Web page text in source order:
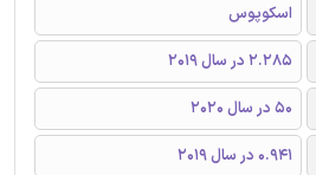
اسکوپوس
2.285 در سال 2019
50 در سال 2020
0.941 در سال 2019